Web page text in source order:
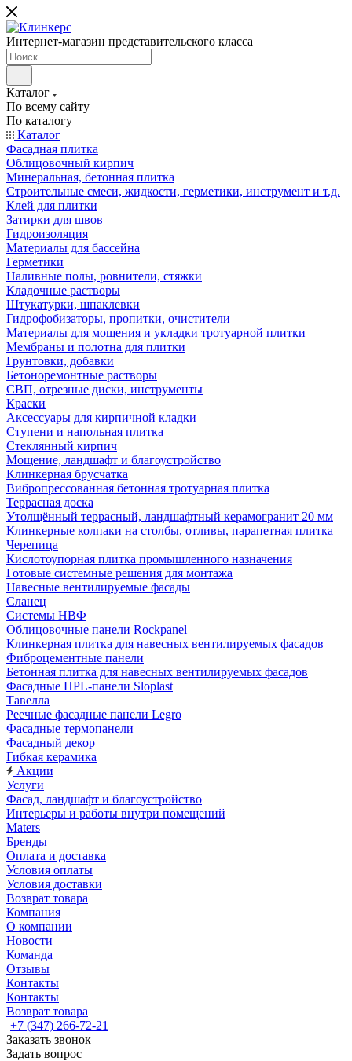
Интернет-магазин представительского класса
Каталог
По всему сайту
По каталогу
Каталог
Фасадная плитка
Облицовочный кирпич
Минеральная, бетонная плитка
Строительные смеси, жидкости, герметики, инструмент и т.д.
Клей для плитки
Затирки для швов
Гидроизоляция
Материалы для бассейна
Герметики
Наливные полы, ровнители, стяжки
Кладочные растворы
Штукатурки, шпаклевки
Гидрофобизаторы, пропитки, очистители
Материалы для мощения и укладки тротуарной плитки
Мембраны и полотна для плитки
Грунтовки, добавки
Бетоноремонтные растворы
СВП, отрезные диски, инструменты
Краски
Аксессуары для кирпичной кладки
Ступени и напольная плитка
Cтеклянный кирпич
Мощение, ландшафт и благоустройство
Клинкерная брусчатка
Вибропрессованная бетонная тротуарная плитка
Террасная доска
Утолщённый террасный, ландшафтный керамогранит 20 мм
Клинкерные колпаки на столбы, отливы, парапетная плитка
Черепица
Кислотоупорная плитка промышленного назначения
Готовые системные решения для монтажа
Навесные вентилируемые фасады
Сланец
Системы НВФ
Облицовочные панели Rockpanel
Клинкерная плитка для навесных вентилируемых фасадов
Фиброцементные панели
Бетонная плитка для навесных вентилируемых фасадов
Фасадные HPL-панели Sloplast
Тавелла
Реечные фасадные панели Legro
Фасадные термопанели
Фасадный декор
Гибкая керамика
Акции
Услуги
Фасад, ландшафт и благоустройство
Интерьеры и работы внутри помещений
Maters
Бренды
Оплата и доставка
Условия оплаты
Условия доставки
Возврат товара
Компания
О компании
Новости
Команда
Отзывы
Контакты
Контакты
Возврат товара
+7 (347) 266-72-21
Заказать звонок
Задать вопрос